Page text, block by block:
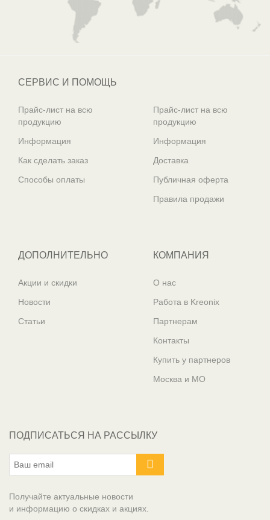
СЕРВИС И ПОМОЩЬ
Прайс-лист на всю
продукцию
Информация
Как сделать заказ
Способы оплаты
Прайс-лист на всю
продукцию
Информация
Доставка
Публичная оферта
Правила продажи
ДОПОЛНИТЕЛЬНО
Акции и скидки
Новости
Статьи
КОМПАНИЯ
О нас
Работа в Kreonix
Партнерам
Контакты
Купить у партнеров
Москва и МО
ПОДПИСАТЬСЯ НА РАССЫЛКУ
Получайте актуальные новости
и информацию о скидках и акциях.